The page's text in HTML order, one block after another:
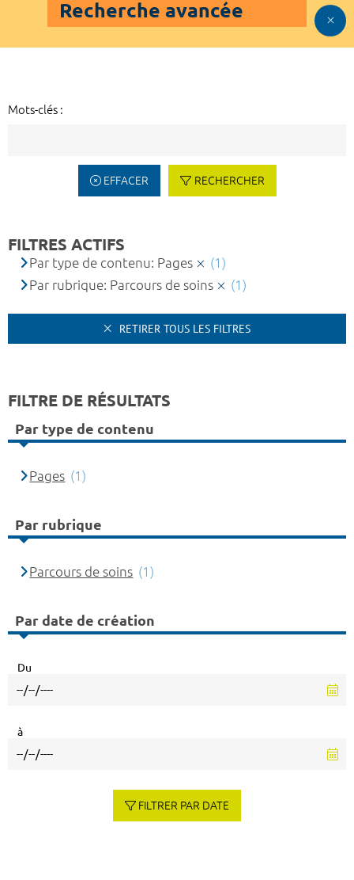
Recherche avancée
Mots-clés :
EFFACER RECHERCHER
FILTRES ACTIFS
Par type de contenu: Pages
(1)
Par rubrique: Parcours de soins
(1)
RETIRER TOUS LES FILTRES
FILTRE DE RÉSULTATS
Par type de contenu
Pages (1)
Par rubrique
Parcours de soins (1)
Par date de création
Du
à
FILTRER PAR DATE